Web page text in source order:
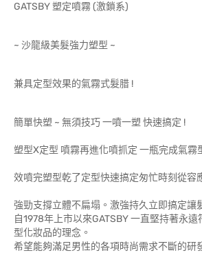
GATSBY 塑定噴
~ 沙龍級美髮強
兼具定型效果的氣
簡單快塑 ~ 無須技巧 一噴
塑型X定型 噴霧再進化噴抓定 一瓶完
效噴完塑型乾了定型快速搞定匆
強勁支撐立體不扁塌。激強持久立即搞定讓
自1978年上市以來GATSBY 一直堅持著永
型化妝品的理念
希望能夠滿足男性的各項時尚需求不斷的研